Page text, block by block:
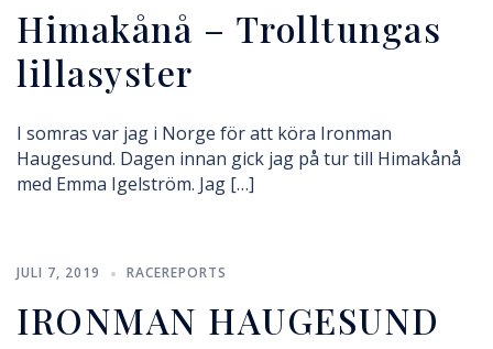
Himakånå – Trolltungas
lillasyster
I somras var jag i Norge för att köra Ironman
Haugesund. Dagen innan gick jag på tur till Himakånå
med Emma Igelström. Jag […]
JULI 7, 2019 RACEREPORTS
IRONMAN HAUGESUND